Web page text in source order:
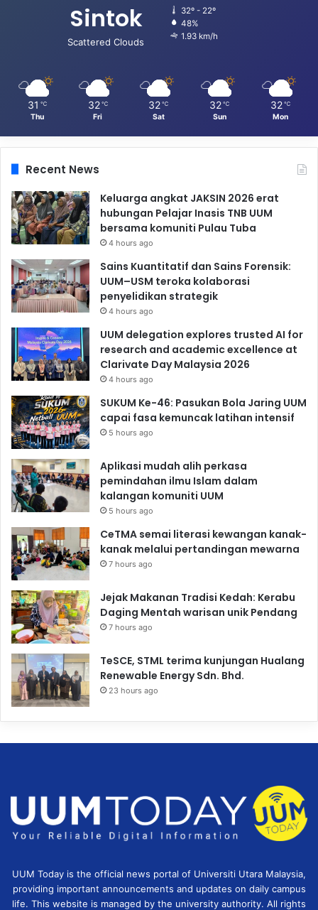
Sintok
Scattered Clouds
32º - 22º
48%
1.93 km/h
31 ℃
Thu
32 ℃
Fri
32 ℃
Sat
32 ℃
Sun
32 ℃
Mon
Recent News
Keluarga angkat JAKSIN 2026 erat
hubungan Pelajar Inasis TNB UUM
bersama komuniti Pulau Tuba
4 hours ago
Sains Kuantitatif dan Sains Forensik:
UUM–USM teroka kolaborasi
penyelidikan strategik
4 hours ago
UUM delegation explores trusted AI for
research and academic excellence at
Clarivate Day Malaysia 2026
4 hours ago
SUKUM Ke-46: Pasukan Bola Jaring UUM
capai fasa kemuncak latihan intensif
5 hours ago
Aplikasi mudah alih perkasa
pemindahan ilmu Islam dalam
kalangan komuniti UUM
5 hours ago
CeTMA semai literasi kewangan kanak-
kanak melalui pertandingan mewarna
7 hours ago
Jejak Makanan Tradisi Kedah: Kerabu
Daging Mentah warisan unik Pendang
7 hours ago
TeSCE, STML terima kunjungan Hualang
Renewable Energy Sdn. Bhd.
23 hours ago
UUM Today is the official news portal of Universiti Utara Malaysia,
providing important announcements and updates on daily campus
life. This website is managed by the university authority. All rights